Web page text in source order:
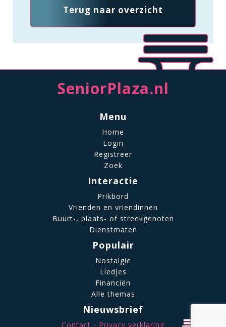
Terug naar overzicht
SeniorPlaza.nl
Menu
Home
Login
Registreer
Zoek
Interactie
Prikbord
Vrienden en vriendinnen
Buurt-, plaats- of streekgenoten
Dienstmaten
Populair
Nostalgie
Liedjes
Financiën
Alle themas
Nieuwsbrief
Contact Privacy verklaring